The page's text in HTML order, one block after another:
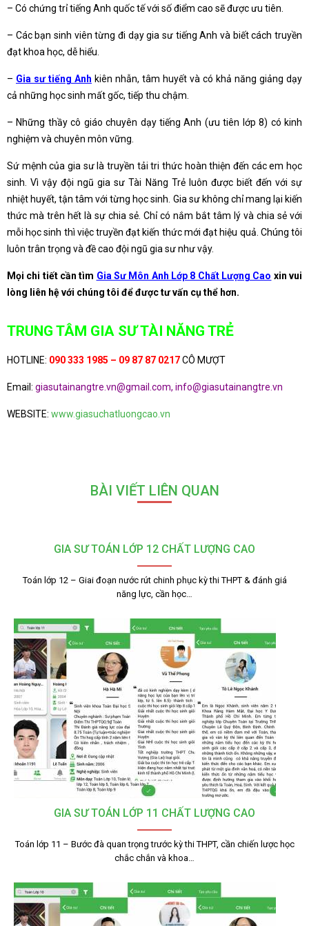
– Có chứng trỉ tiếng Anh quốc tế với số điểm cao sẽ được ưu tiên.
– Các bạn sinh viên từng đi dạy gia sư tiếng Anh và biết cách truyền
đạt khoa học, dễ hiểu.
– Gia sư tiếng Anh kiên nhẫn, tâm huyết và có khả năng giảng dạy
cả những học sinh mất gốc, tiếp thu chậm.
– Những thầy cô giáo chuyên dạy tiếng Anh (ưu tiên lớp 8) có kinh
nghiệm và chuyên môn vững.
Sứ mệnh của gia sư là truyền tải tri thức hoàn thiện đến các em học
sinh. Vì vậy đội ngũ gia sư Tài Năng Trẻ luôn được biết đến với sự
nhiệt huyết, tận tâm với từng học sinh. Gia sư không chỉ mang lại kiến
thức mà trên hết là sự chia sẻ. Chỉ có nắm bắt tâm lý và chia sẻ với
mỗi học sinh thì việc truyền đạt kiến thức mới đạt hiệu quả. Chúng tôi
luôn trân trọng và đề cao đội ngũ gia sư như vậy.
Mọi chi tiết cần tìm Gia Sư Môn Anh Lớp 8 Chất Lượng Cao xin vui
lòng liên hệ với chúng tôi để được tư vấn cụ thể hơn.
TRUNG TÂM GIA SƯ TÀI NĂNG TRẺ
HOTLINE: 090 333 1985 – 09 87 87 0217CÔ MƯỢT
Email: giasutainangtre.vn@gmail.com, info@giasutainangtre.vn
WEBSITE: www.giasuchatluongcao.vn
BÀI VIẾT LIÊN QUAN
GIA SƯ TOÁN LỚP 12 CHẤT LƯỢNG CAO
Toán lớp 12 – Giai đoạn nước rút chinh phục kỳ thi THPT & đánh giá
năng lực, cần học…
GIA SƯ TOÁN LỚP 11 CHẤT LƯỢNG CAO
Toán lớp 11 – Bước đà quan trọng trước kỳ thi THPT, cần chiến lược học
chắc chắn và khoa…